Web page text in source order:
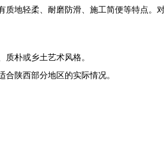
地轻柔、耐磨防滑、施工简便等特点。
朴或乡土艺术风格。
陕西部分地区的实际情况。